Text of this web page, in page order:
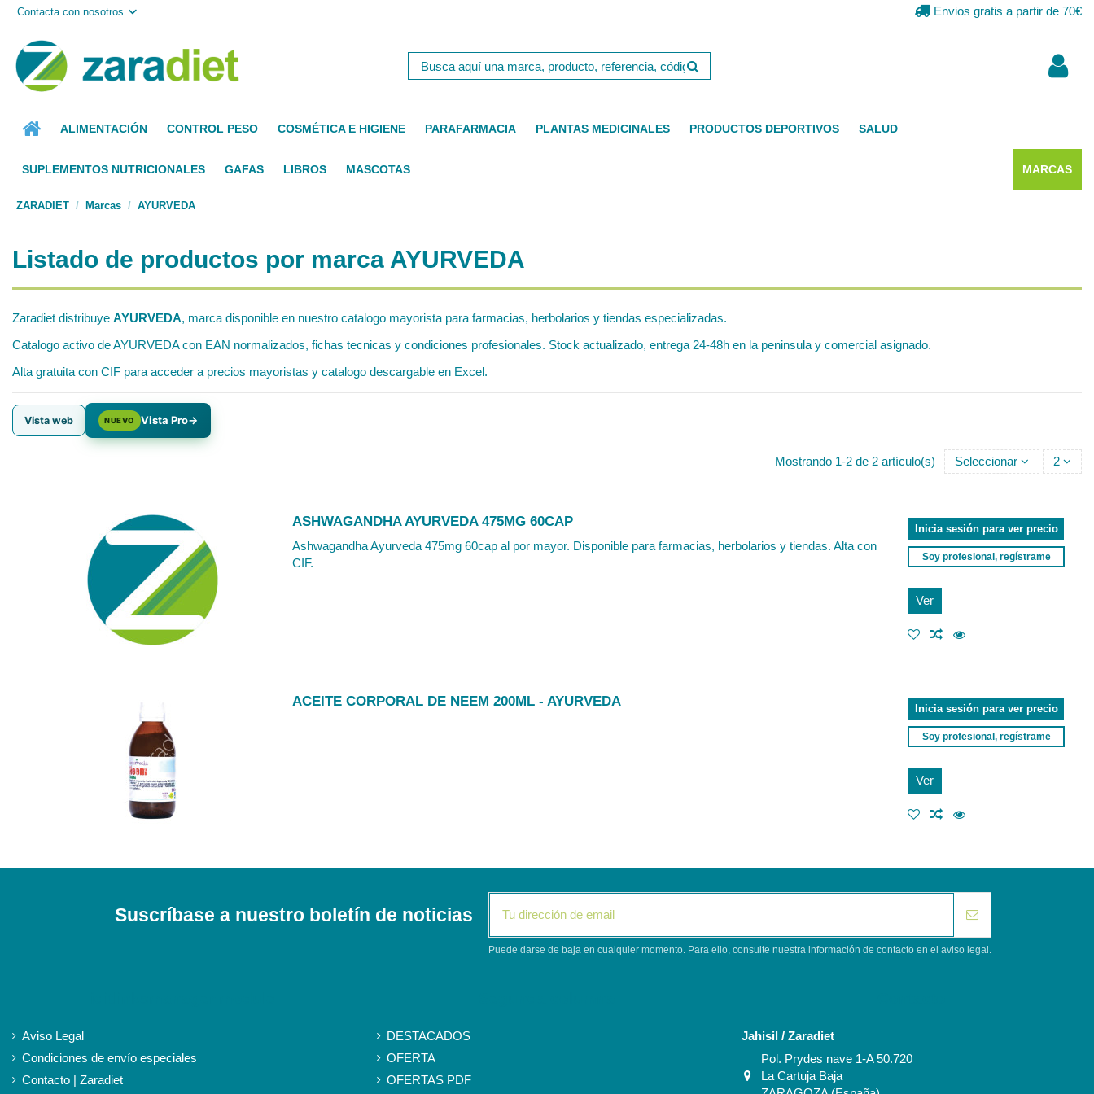
Contacta con nosotros Envios gratis a partir de 70€
ALIMENTACIÓN CONTROL PESO COSMÉTICA E HIGIENE PARAFARMACIA PLANTAS MEDICINALES PRODUCTOS DEPORTIVOS SALUD
SUPLEMENTOS NUTRICIONALES GAFAS LIBROS MASCOTAS MARCAS
ZARADIET Marcas AYURVEDA
Listado de productos por marca AYURVEDA
Zaradiet distribuye AYURVEDA, marca disponible en nuestro catalogo mayorista para farmacias, herbolarios y tiendas especializadas.
Catalogo activo de AYURVEDA con EAN normalizados, fichas tecnicas y condiciones profesionales. Stock actualizado, entrega 24-48h en la peninsula y comercial asignado.
Alta gratuita con CIF para acceder a precios mayoristas y catalogo descargable en Excel.
Vista web NUEVO Vista Pro→
Mostrando 1-2 de 2 artículo(s) Seleccionar 2
ASHWAGANDHA AYURVEDA 475MG 60CAP
Ashwagandha Ayurveda 475mg 60cap al por mayor. Disponible para farmacias, herbolarios y tiendas. Alta con
CIF.
Inicia sesión para ver precio
Soy profesional, regístrame
Ver
ACEITE CORPORAL DE NEEM 200ML - AYURVEDA Inicia sesión para ver precio
Soy profesional, regístrame
Ver
Suscríbase a nuestro boletín de noticias
Puede darse de baja en cualquier momento. Para ello, consulte nuestra información de contacto en el aviso legal.
Aviso Legal
Condiciones de envío especiales
Contacto | Zaradiet
DESTACADOS
OFERTA
OFERTAS PDF
Jahisil / Zaradiet
Pol. Prydes nave 1-A 50.720
La Cartuja Baja